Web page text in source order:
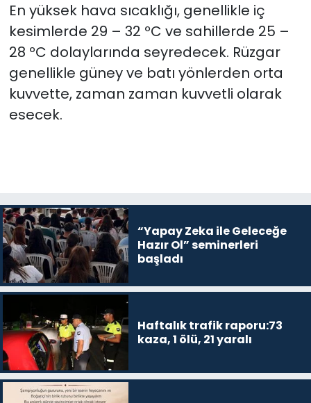
En yüksek hava sıcaklığı, genellikle iç
kesimlerde 29 – 32 ºC ve sahillerde 25 –
28 ºC dolaylarında seyredecek. Rüzgar
genellikle güney ve batı yönlerden orta
kuvvette, zaman zaman kuvvetli olarak
esecek.
“Yapay Zeka ile Geleceğe
Hazır Ol” seminerleri
başladı
Haftalık trafik raporu:73
kaza, 1 ölü, 21 yaralı